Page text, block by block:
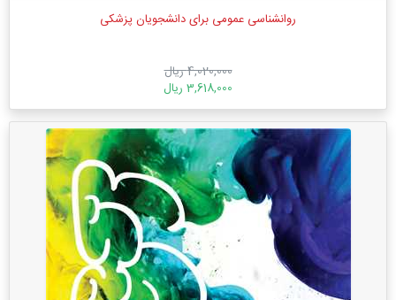
روانشناسی عمومی برای دانشجویان پزشکی
4,020,000 ریال
3,618,000 ریال